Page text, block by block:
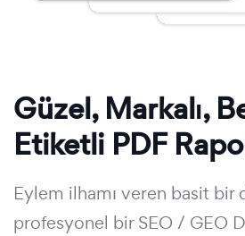
Güzel, Markalı,
Etiketli PDF
Eylem ilhamı veren basit bir
profesyonel bir SEO / GEO